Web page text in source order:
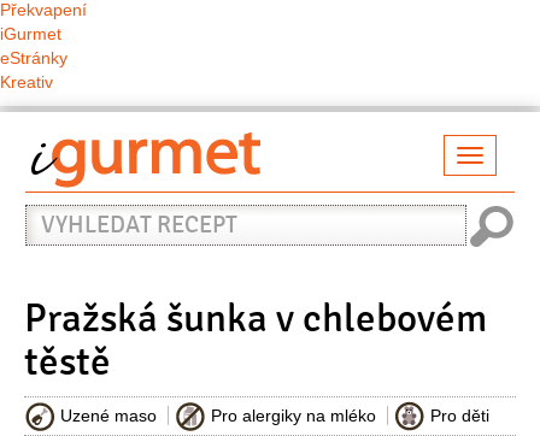
Překvapení
iGurmet
eStránky
Kreativ
Vyhledat
recept
Pražská šunka v chlebovém
těstě
Uzené maso Pro alergiky na mléko Pro děti